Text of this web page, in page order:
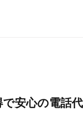
安心の電話